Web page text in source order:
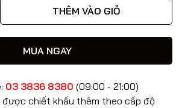
THÊM VÀO GIỎ
MUA NGAY
03 3836 8380 (09:00 - 21:00)
được chiết khấu thêm theo cấp độ